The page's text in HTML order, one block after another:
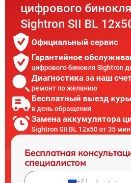
цифрового бинокля
Sightron SII BL
Официальный сервис
Гарантийное
цифрового бинокля Sightron
Диагностика за наш
ремонт по желанию
Бесплатный выезд
в день обращения
Замена аккумулятора
Sightron SII BL 12x50 от 35
Бесплатная
специалистом